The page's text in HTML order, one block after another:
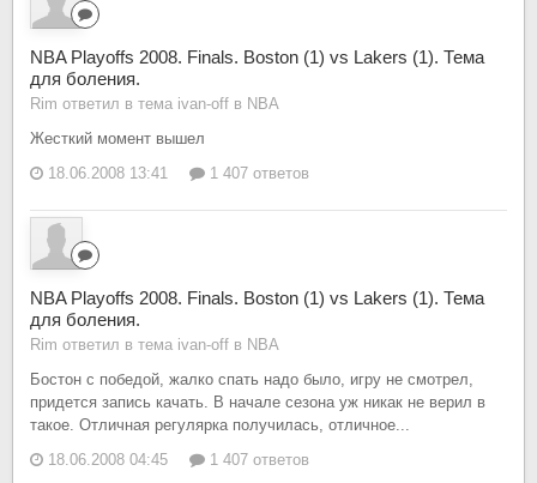
NBA Playoffs 2008. Finals. Boston (1) vs Lakers (1). Тема
для боления.
Rim ответил в тема ivan-off в NBA
Жесткий момент вышел
18.06.2008 13:41
1 407 ответов
NBA Playoffs 2008. Finals. Boston (1) vs Lakers (1). Тема
для боления.
Rim ответил в тема ivan-off в NBA
Бостон с победой, жалко спать надо было, игру не смотрел,
придется запись качать. В начале сезона уж никак не верил в
такое. Отличная регулярка получилась, отличное...
18.06.2008 04:45
1 407 ответов